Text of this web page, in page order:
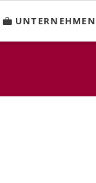
UNTERNEHMEN